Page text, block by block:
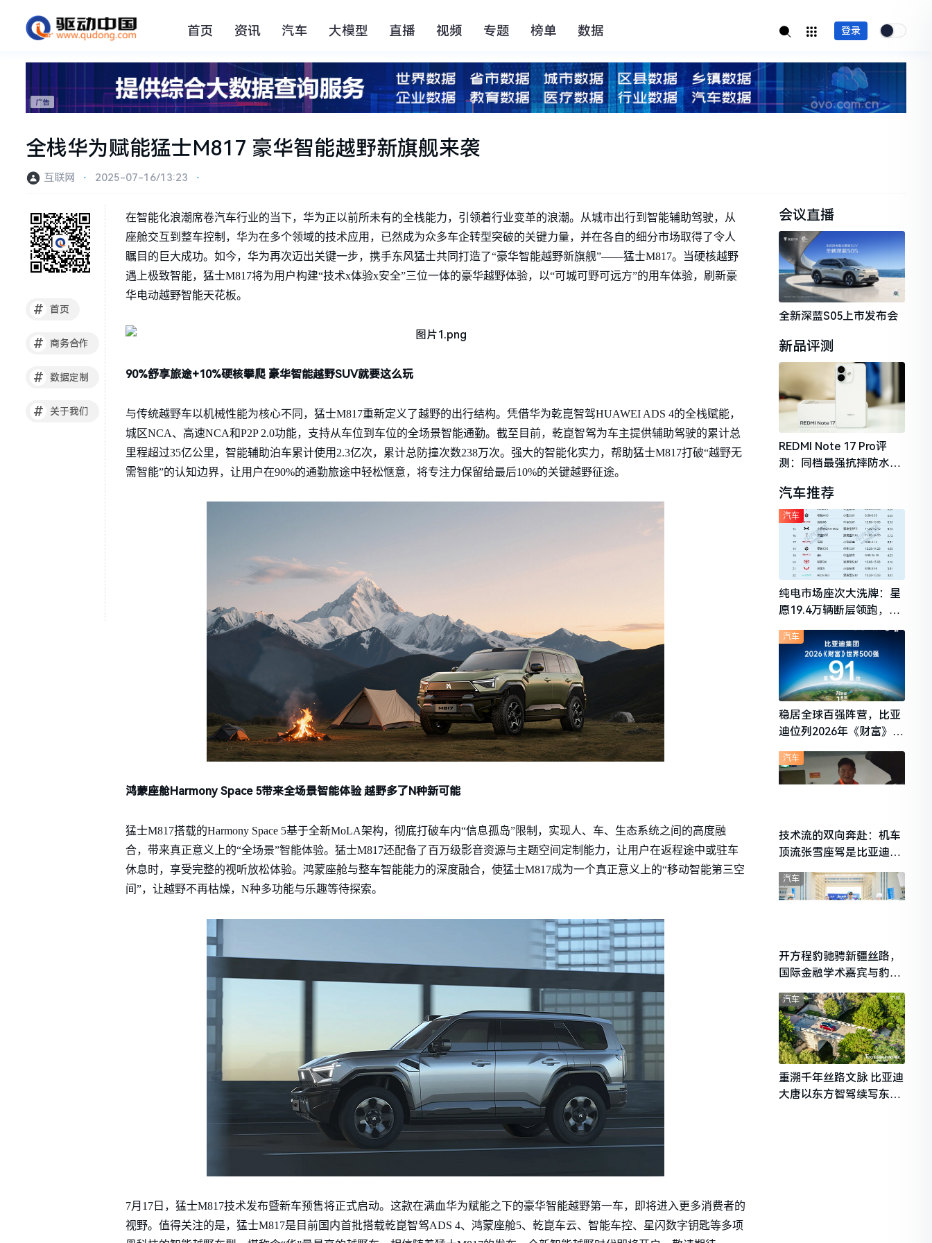
首页 资讯 汽车 大模型 直播 视频 专题 榜单 数据 登录
全栈华为赋能猛士M817 豪华智能越野新旗舰来袭
互联网 ⋅ 2025-07-16/13:23 ⋅
# 首页
# 商务合作
# 数据定制
# 关于我们
在智能化浪潮席卷汽车行业的当下，华为正以前所未有的全栈能力，引领着行业变革的浪潮。从城市出行到智能辅助驾驶，从
座舱交互到整车控制，华为在多个领域的技术应用，已然成为众多车企转型突破的关键力量，并在各自的细分市场取得了令人
瞩目的巨大成功。如今，华为再次迈出关键一步，携手东风猛士共同打造了“豪华智能越野新旗舰”——猛士M817。当硬核越野
遇上极致智能，猛士M817将为用户构建“技术x体验x安全”三位一体的豪华越野体验，以“可城可野可远方”的用车体验，刷新豪
华电动越野智能天花板。
90%舒享旅途+10%硬核攀爬 豪华智能越野SUV就要这么玩
与传统越野车以机械性能为核心不同，猛士M817重新定义了越野的出行结构。凭借华为乾崑智驾HUAWEI ADS 4的全栈赋能，
城区NCA、高速NCA和P2P 2.0功能，支持从车位到车位的全场景智能通勤。截至目前，乾崑智驾为车主提供辅助驾驶的累计总
里程超过35亿公里，智能辅助泊车累计使用2.3亿次，累计总防撞次数238万次。强大的智能化实力，帮助猛士M817打破“越野无
需智能”的认知边界，让用户在90%的通勤旅途中轻松惬意，将专注力保留给最后10%的关键越野征途。
鸿蒙座舱Harmony Space 5带来全场景智能体验 越野多了N种新可能
猛士M817搭载的Harmony Space 5基于全新MoLA架构，彻底打破车内“信息孤岛”限制，实现人、车、生态系统之间的高度融
合，带来真正意义上的“全场景”智能体验。猛士M817还配备了百万级影音资源与主题空间定制能力，让用户在返程途中或驻车
休息时，享受完整的视听放松体验。鸿蒙座舱与整车智能能力的深度融合，使猛士M817成为一个真正意义上的“移动智能第三空
间”，让越野不再枯燥，N种多功能与乐趣等待探索。
7月17日，猛士M817技术发布暨新车预售将正式启动。这款在满血华为赋能之下的豪华智能越野第一车，即将进入更多消费者的
视野。值得关注的是，猛士M817是目前国内首批搭载乾崑智驾ADS 4、鸿蒙座舱5、乾崑车云、智能车控、星闪数字钥匙等多项
会议直播
全新深蓝S05上市发布会
新品评测
REDMI Note 17 Pro评
测：同档最强抗摔防水，
守门员
汽车推荐
纯电市场座次大洗牌：星
愿19.4万辆断层领跑，理
想i6成最强黑马
汽车
稳居全球百强阵营，比亚
迪位列2026年《财富》世
汽车
技术流的双向奔赴：机车
顶流张雪座驾是比亚迪秦
L
汽车
开方程豹驰骋新疆丝路，
国际金融学术嘉宾与豹友
共赴山海热爱
汽车
重溯千年丝路文脉 比亚迪
大唐以东方智驾续写东西
汽车